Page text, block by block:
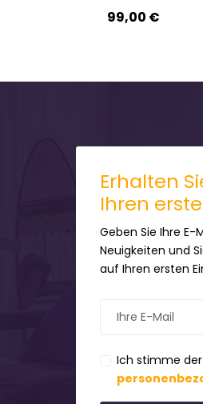
99,00 €
Erhalten
Ihren
Geben Sie Ihre E-
Neuigkeiten und
auf Ihren ersten
Ich stimme der